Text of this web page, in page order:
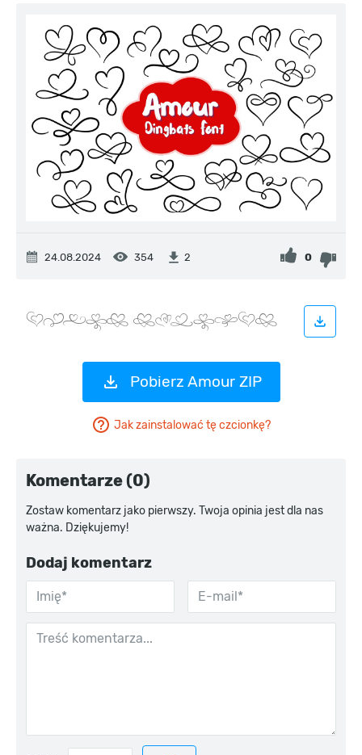
24.08.2024 354 2 0
Pobierz Amour ZIP
Jak zainstalować tę czcionkę?
Komentarze (0)
Zostaw komentarz jako pierwszy. Twoja opinia jest dla nas
ważna. Dziękujemy!
Dodaj komentarz